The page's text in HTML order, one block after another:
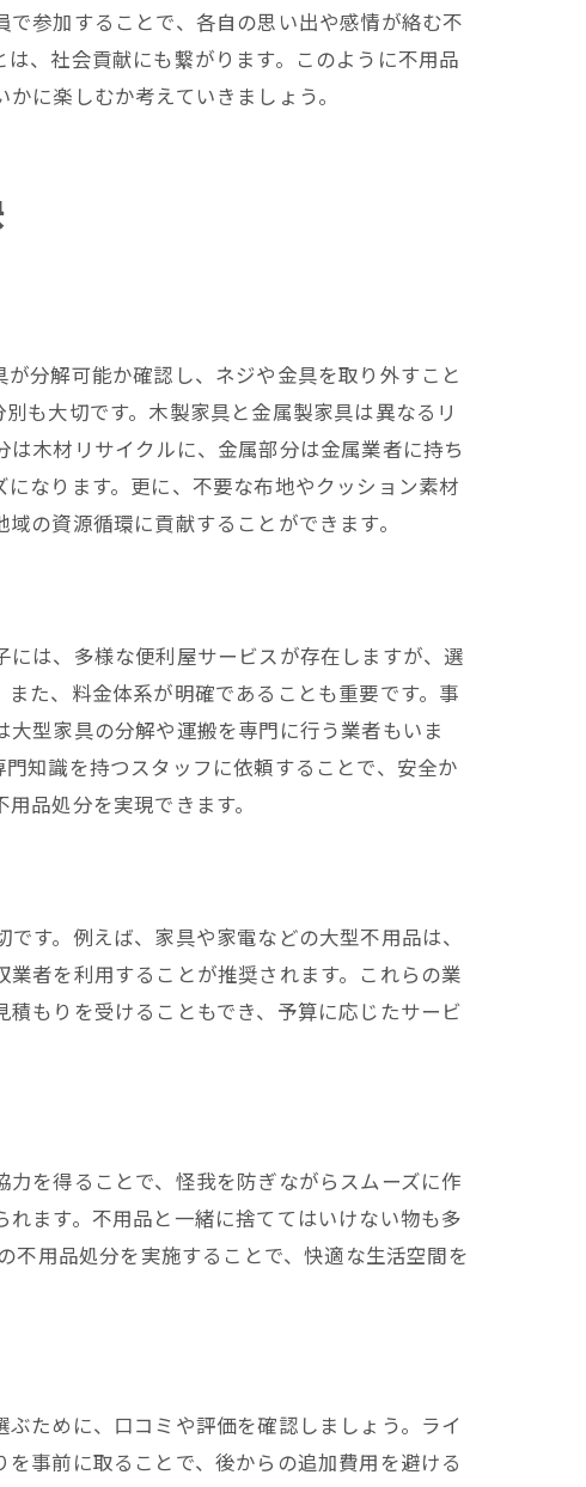
東帷子で学ぶ
参加することで、各自の思い出や感情が絡む不
、社会貢献にも繋がります。このように不用品
に楽しむか考えていきましょう。
分解可能か確認し、ネジや金具を取り外すこと
も大切です。木製家具と金属製家具は異なるリ
木材リサイクルに、金属部分は金属業者に持ち
なります。更に、不要な布地やクッション素材
の資源循環に貢献することができます。
は、多様な便利屋サービスが存在しますが、選
た、料金体系が明確であることも重要です。事
型家具の分解や運搬を専門に行う業者もいま
知識を持つスタッフに依頼することで、安全か
品処分を実現できます。
す。例えば、家具や家電などの大型不用品は、
者を利用することが推奨されます。これらの業
もりを受けることもでき、予算に応じたサービ
を得ることで、怪我を防ぎながらスムーズに作
ます。不用品と一緒に捨ててはいけない物も多
不用品処分を実施することで、快適な生活空間を
ために、口コミや評価を確認しましょう。ライ
事前に取ることで、後からの追加費用を避ける